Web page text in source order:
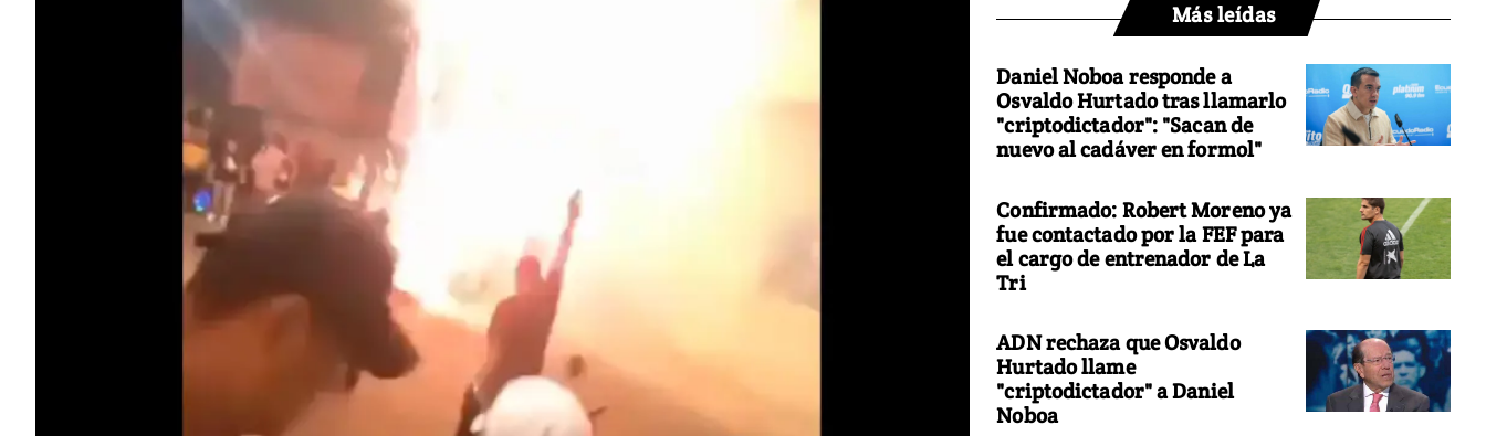
Más leídas
Daniel Noboa responde a
Osvaldo Hurtado tras llamarlo
"criptodictador": "Sacan de
nuevo al cadáver en formol"
Confirmado: Robert Moreno ya
fue contactado por la FEF para
el cargo de entrenador de La
Tri
ADN rechaza que Osvaldo
Hurtado llame
"criptodictador" a Daniel
Noboa